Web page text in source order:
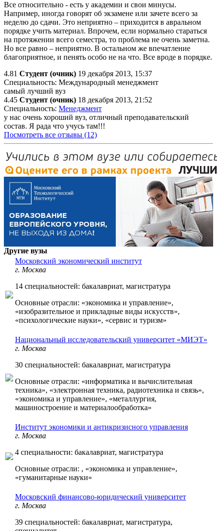
Все относительно - есть у академии и свои минусы.
Например, иногда говорят об экзамене или зачете всего за
неделю до сдачи. Это неприятно – приходится в авральном
порядке учить материал. Впрочем, если нормально стараться
на протяжении всего семестра, то проблема не очень заметна.
Но все равно – неприятно. В остальном же впечатление
благоприятное, и пенять особо не на что. Все вроде в порядке.
4.81 Студент (очник) 19 декабря 2013, 15:37
Специальность: Международный менеджмент
самый лучший вуз
4.45 Студент (очник) 18 декабря 2013, 21:52
Специальность: Менеджмент
у нас очень хороший вуз, отличный преподавательский
состав. Я рада что учусь там!!!
Посмотреть все отзывы (12)
Другие вузы
Московский экономический институт
г. Москва
14 специальностей: бакалавриат, магистратура
Основные отрасли: «экономика и управление»,
«изобразительное и прикладные виды искусств»,
«психологические науки», «сервис и туризм»
Национальный исследовательский университет «МИЭТ»
г. Москва
30 специальностей: бакалавриат, магистратура
Основные отрасли: «информатика и вычислительная
техника», «электронная техника, радиотехника и связь»,
«экономика и управление», «металлургия,
машиностроение и материалообработка»
Институт экономики и антикризисного управления
г. Москва
4 специальности: бакалавриат, магистратура
Основные отрасли: , «экономика и управление»,
«гуманитарные науки»
Московский финансово-юридический университет
г. Москва
39 специальностей: бакалавриат, магистратура,